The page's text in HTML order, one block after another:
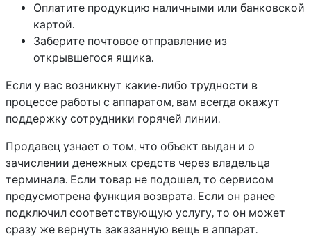
Оплатите продукцию наличными или банковской
картой.
Заберите почтовое отправление из
открывшегося ящика.
Если у вас возникнут какие-либо трудности в
процессе работы с аппаратом, вам всегда окажут
поддержку сотрудники горячей линии.
Продавец узнает о том, что объект выдан и о
зачислении денежных средств через владельца
терминала. Если товар не подошел, то сервисом
предусмотрена функция возврата. Если он ранее
подключил соответствующую услугу, то он может
сразу же вернуть заказанную вещь в аппарат.